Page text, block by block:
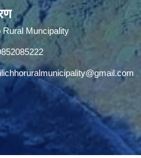
Rural Muncipality